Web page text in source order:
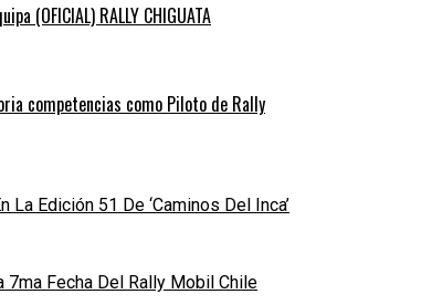
(OFICIAL) RALLY CHIGUATA
competencias como Piloto de Rally
La Edición 51 De ‘Caminos Del Inca’
Fecha Del Rally Mobil Chile